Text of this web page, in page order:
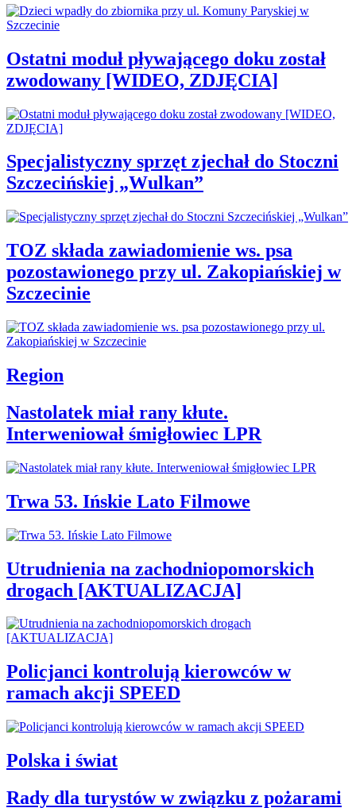
Ostatni moduł pływającego doku został
zwodowany [WIDEO, ZDJĘCIA]
Specjalistyczny sprzęt zjechał do Stoczni
Szczecińskiej „Wulkan”
TOZ składa zawiadomienie ws. psa
pozostawionego przy ul. Zakopiańskiej w
Szczecinie
Region
Nastolatek miał rany kłute.
Interweniował śmigłowiec LPR
Trwa 53. Ińskie Lato Filmowe
Utrudnienia na zachodniopomorskich
drogach [AKTUALIZACJA]
Policjanci kontrolują kierowców w
ramach akcji SPEED
Polska i świat
Rady dla turystów w związku z pożarami